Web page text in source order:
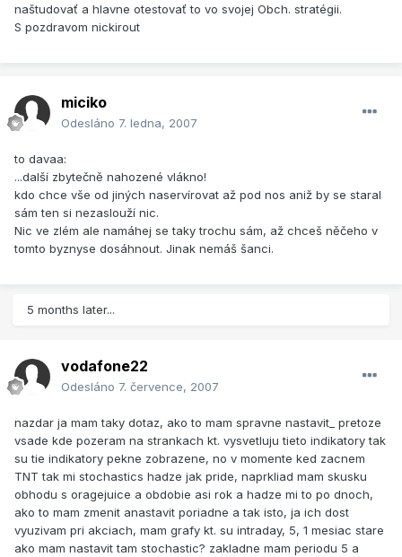
naštudovať a hlavne otestovať to vo svojej Obch. stratégii.
S pozdravom nickirout
miciko
Odesláno 7. ledna, 2007
to davaa:
...další zbytečně nahozené vlákno!
kdo chce vše od jiných naservírovat až pod nos aniž by se staral
sám ten si nezaslouží nic.
Nic ve zlém ale namáhej se taky trochu sám, až chceš něčeho v
tomto byznyse dosáhnout. Jinak nemáš šanci.
5 months later...
vodafone22
Odesláno 7. července, 2007
nazdar ja mam taky dotaz, ako to mam spravne nastavit_ pretoze
vsade kde pozeram na strankach kt. vysvetluju tieto indikatory tak
su tie indikatory pekne zobrazene, no v momente ked zacnem
TNT tak mi stochastics hadze jak pride, naprkliad mam skusku
obhodu s oragejuice a obdobie asi rok a hadze mi to po dnoch,
ako to mam zmenit anastavit poriadne a tak isto, ja ich dost
vyuzivam pri akciach, mam grafy kt. su intraday, 5, 1 mesiac stare
ako mam nastavit tam stochastic? zakladne mam periodu 5 a